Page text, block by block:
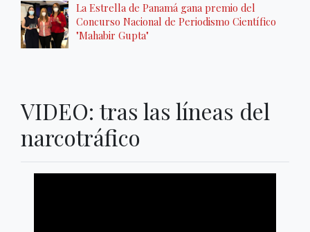
La Estrella de Panamá gana premio del
Concurso Nacional de Periodismo Científico
"Mahabir Gupta"
VIDEO: tras las líneas del
narcotráfico